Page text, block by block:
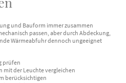
und Bauform immer zusammen
passen, aber durch Abdeckung,
Wärmeabfuhr dennoch ungeeignet
prüfen
mit der Leuchte vergleichen
berücksichtigen